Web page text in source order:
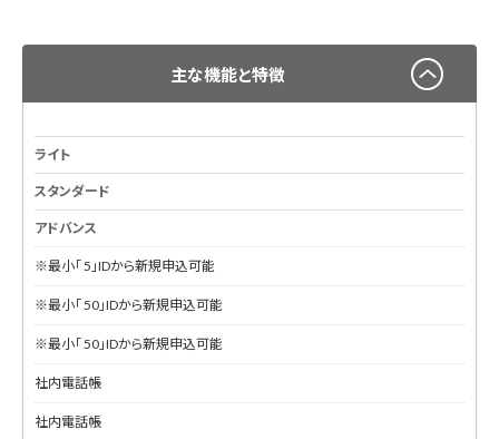
主な機能と特徴
ライト
スタンダード
アドバンス
※最小「 5」IDから新規申込可能
※最小「 50」IDから新規申込可能
※最小「 50」IDから新規申込可能
社内電話帳
社内電話帳